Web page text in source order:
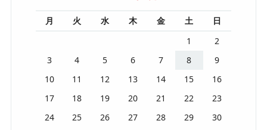
月 火 水 木 金 土 日
1
2
3
4 5 6 7 8
9
10
11 12 13 14 15
16
17
18 19 20 21 22
23
24
25 26 27 28 29
30